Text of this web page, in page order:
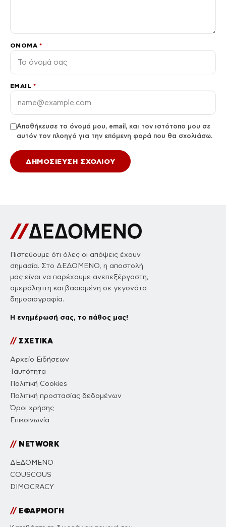
ΌΝΟΜΑ *
EMAIL *
Αποθήκευσε το όνομά μου, email, και τον ιστότοπο μου σε
αυτόν τον πλοηγό για την επόμενη φορά που θα σχολιάσω.
Πιστεύουμε ότι όλες οι απόψεις έχουν
σημασία. Στο ΔΕΔΟΜΕΝΟ, η αποστολή
μας είναι να παρέχουμε ανεπεξέργαστη,
αμερόληπτη και βασισμένη σε γεγονότα
δημοσιογραφία.
Η ενημέρωσή σας, το πάθος μας!
//ΣΧΕΤΙΚΑ
Αρχείο Ειδήσεων
Ταυτότητα
Πολιτική Cookies
Πολιτική προστασίας δεδομένων
Όροι χρήσης
Επικοινωνία
//NETWORK
ΔΕΔΟΜΕΝΟ
COUSCOUS
DIMOCRACY
//ΕΦΑΡΜΟΓΗ